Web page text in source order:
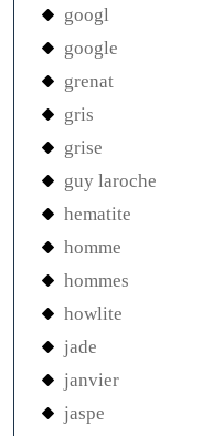
googl
google
grenat
gris
grise
guy laroche
hematite
homme
hommes
howlite
jade
janvier
jaspe